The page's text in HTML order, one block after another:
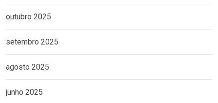
outubro 2025
setembro 2025
agosto 2025
junho 2025